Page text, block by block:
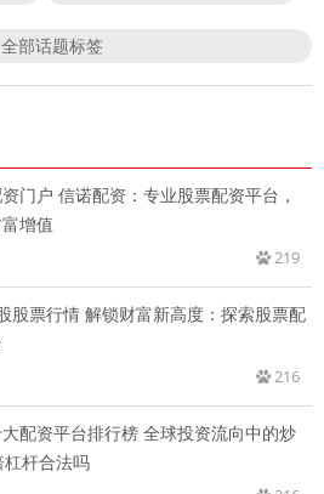
全部话题标签
门户 信诺配资：专业股票配资平台，
增值
219
股票行情 解锁财富新高度：探索股票配
216
配资平台排行榜 全球投资流向中的炒
杠杆合法吗